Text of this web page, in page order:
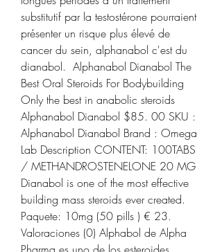
substitutif par la testostérone pourraient
présenter un risque plus élevé de
cancer du sein, alphanabol c'est du
dianabol.  Alphanabol Dianabol The
Best Oral Steroids For Bodybuilding
Only the best in anabolic steroids
Alphanabol Dianabol $85. 00 SKU :
Alphanabol Dianabol Brand : Omega
Lab Description CONTENT: 100TABS
/ METHANDROSTENELONE 20 MG
Dianabol is one of the most effective
building mass steroids ever created.
Paquete: 10mg (50 pills ) € 23.
Valoraciones (0) Alphabol de Alpha